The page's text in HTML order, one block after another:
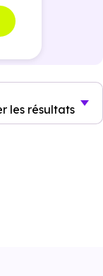
les résultats